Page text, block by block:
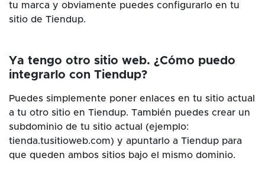
tu marca y obviamente puedes configurarlo en tu
sitio de Tiendup.
Ya tengo otro sitio web. ¿Cómo puedo
integrarlo con Tiendup?
Puedes simplemente poner enlaces en tu sitio actual
a tu otro sitio en Tiendup. También puedes crear un
subdominio de tu sitio actual (ejemplo:
tienda.tusitioweb.com) y apuntarlo a Tiendup para
que queden ambos sitios bajo el mismo dominio.